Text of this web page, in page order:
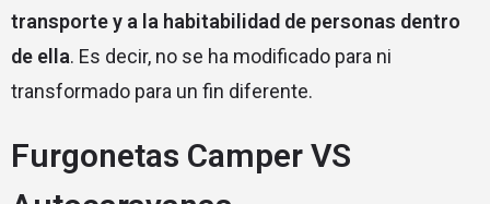
transporte y a la habitabilidad de personas dentro
de ella. Es decir, no se ha modificado para ni
transformado para un fin diferente.
Furgonetas Camper VS